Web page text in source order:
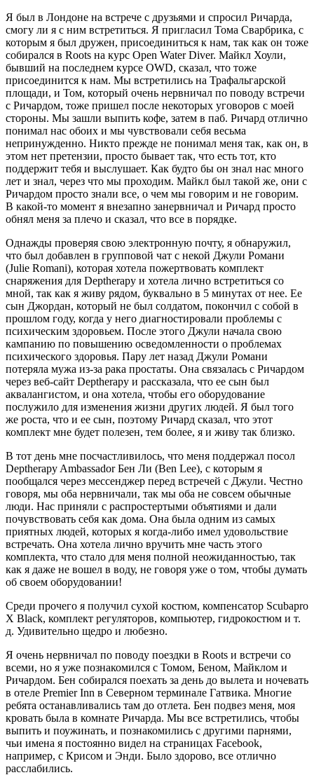
Я был в Лондоне на встрече с друзьями и спросил Ричарда,
смогу ли я с ним встретиться. Я пригласил Тома Сварбрика, с
которым я был дружен, присоединиться к нам, так как он тоже
собирался в Roots на курс Open Water Diver. Майкл Хоули,
бывший на последнем курсе OWD, сказал, что тоже
присоединится к нам. Мы встретились на Трафальгарской
площади, и Том, который очень нервничал по поводу встречи
с Ричардом, тоже пришел после некоторых уговоров с моей
стороны. Мы зашли выпить кофе, затем в паб. Ричард отлично
понимал нас обоих и мы чувствовали себя весьма
непринужденно. Никто прежде не понимал меня так, как он, в
этом нет претензии, просто бывает так, что есть тот, кто
поддержит тебя и выслушает. Как будто бы он знал нас много
лет и знал, через что мы проходим. Майкл был такой же, они с
Ричардом просто знали все, о чем мы говорим и не говорим.
В какой-то момент я внезапно занервничал и Ричард просто
обнял меня за плечо и сказал, что все в порядке.
Однажды проверяя свою электронную почту, я обнаружил,
что был добавлен в групповой чат с некой Джули Романи
(Julie Romani), которая хотела пожертвовать комплект
снаряжения для Deptherapy и хотела лично встретиться со
мной, так как я живу рядом, буквально в 5 минутах от нее. Ее
сын Джордан, который не был солдатом, покончил с собой в
прошлом году, когда у него диагностировали проблемы с
психическим здоровьем. После этого Джули начала свою
кампанию по повышению осведомленности о проблемах
психического здоровья. Пару лет назад Джули Романи
потеряла мужа из-за рака простаты. Она связалась с Ричардом
через веб-сайт Deptherapy и рассказала, что ее сын был
аквалангистом, и она хотела, чтобы его оборудование
послужило для изменения жизни других людей. Я был того
же роста, что и ее сын, поэтому Ричард сказал, что этот
комплект мне будет полезен, тем более, я и живу так близко.
В тот день мне посчастливилось, что меня поддержал посол
Deptherapy Ambassador Бен Ли (Ben Lee), с которым я
пообщался через мессенджер перед встречей с Джули. Честно
говоря, мы оба нервничали, так мы оба не совсем обычные
люди. Нас приняли с распростертыми объятиями и дали
почувствовать себя как дома. Она была одним из самых
приятных людей, которых я когда-либо имел удовольствие
встречать. Она хотела лично вручить мне часть этого
комплекта, что стало для меня полной неожиданностью, так
как я даже не вошел в воду, не говоря уже о том, чтобы думать
об своем оборудовании!
Среди прочего я получил сухой костюм, компенсатор Scubapro
X Black, комплект регуляторов, компьютер, гидрокостюм и т.
д. Удивительно щедро и любезно.
Я очень нервничал по поводу поездки в Roots и встречи со
всеми, но я уже познакомился с Томом, Беном, Майклом и
Ричардом. Бен собирался поехать за день до вылета и ночевать
в отеле Premier Inn в Северном терминале Гатвика. Многие
ребята останавливались там до отлета. Бен подвез меня, моя
кровать была в комнате Ричарда. Мы все встретились, чтобы
выпить и поужинать, и познакомились с другими парнями,
чьи имена я постоянно видел на страницах Facebook,
например, с Крисом и Энди. Было здорово, все отлично
расслабились.